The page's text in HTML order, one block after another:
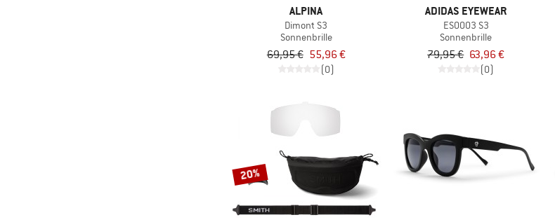
ALPINA
Dimont S3
Sonnenbrille
69,95 € 55,96 €
(0)
ADIDAS EYEWEAR
ES0003 S3
Sonnenbrille
79,95 € 63,96 €
(0)
20%